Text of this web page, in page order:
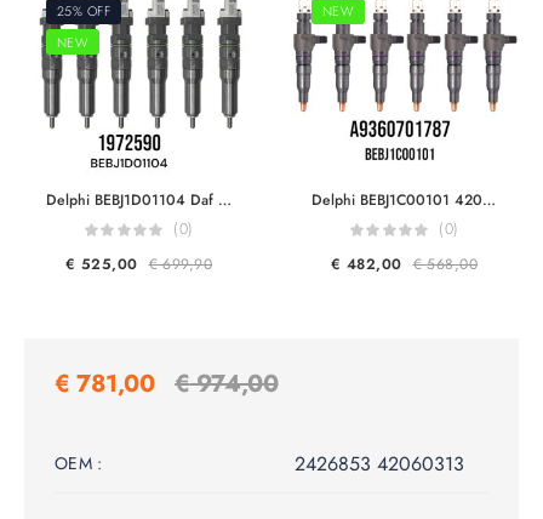
25% OFF
NEW
Delphi BEBJ1D01104 Daf 1972590 1925658 1952044 For MX11 440HP Engine F2P Smart Diesel Injector Euro 6
(0)
€ 525,00 €699,90
NEW
Delphi BEBJ1C00101 42045058 Mercedes Benz A9360701787 A9360702987 FOR OM934 OM936 Engine Smart Injector Euro 6
(0)
€ 482,00 €568,00
€ 781,00 €974,00
OEM : 2426853 42060313